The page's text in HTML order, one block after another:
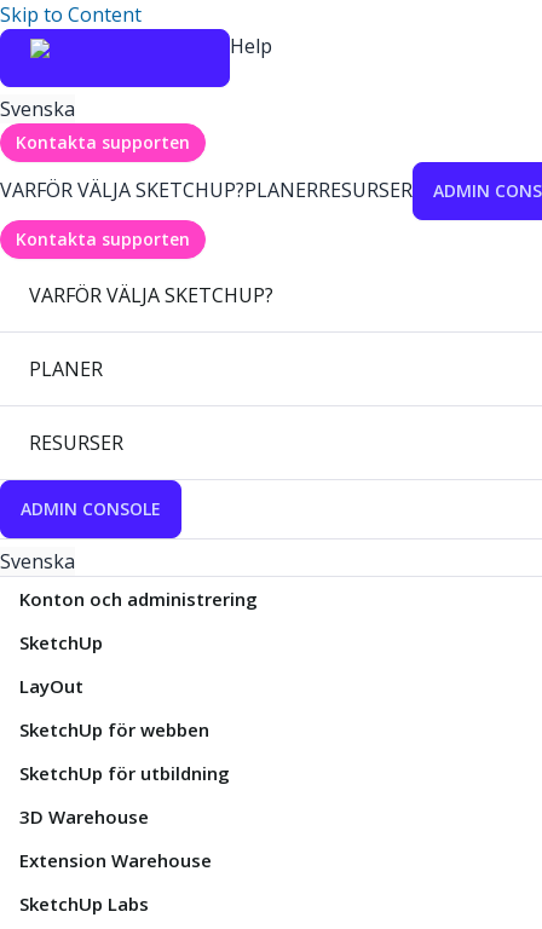
Skip to Content
Help
Svenska
Kontakta supporten
VARFÖR VÄLJA SKETCHUP?PLANERRESURSER ADMIN
Kontakta supporten
VARFÖR VÄLJA SKETCHUP?
PLANER
RESURSER
ADMIN CONSOLE
Svenska
Konton och administrering
SketchUp
LayOut
SketchUp för webben
SketchUp för utbildning
3D Warehouse
Extension Warehouse
SketchUp Labs